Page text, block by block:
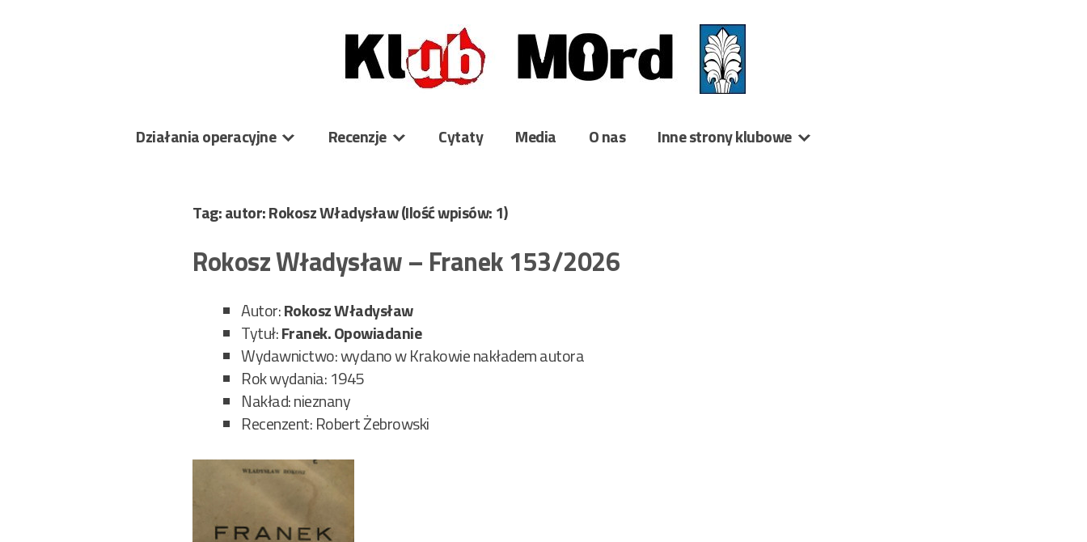
Działania operacyjne Recenzje Cytaty Media O nas Inne strony klubowe
Tag: autor: Rokosz Władysław(Ilość wpisów: 1)
Rokosz Władysław – Franek 153/2026
Autor:Rokosz Władysław
Tytuł:Franek. Opowiadanie
Wydawnictwo: wydano w Krakowie nakładem autora
Rok wydania: 1945
Nakład: nieznany
Recenzent: Robert Żebrowski